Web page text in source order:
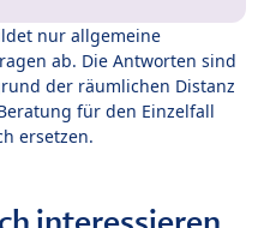
nur allgemeine
ab. Die Antworten sind
der räumlichen Distanz
für den Einzelfall
ersetzen.